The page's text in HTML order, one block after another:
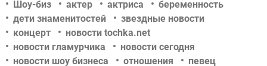
Шоу-биз
актер актриса
беременность
дети знаменитостей
звездные новости
концерт
новости tochka.net
новости гламурчика
новости сегодня
новости шоу бизнеса
отношения
певец